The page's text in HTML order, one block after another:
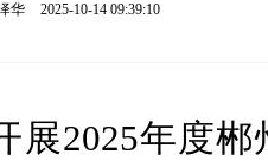
华 2025-10-14 09:39:10
展2025年度